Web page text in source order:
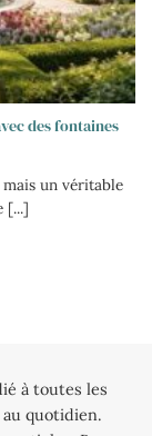
des fontaines
mais un véritable
[...]
à toutes les
quotidien.